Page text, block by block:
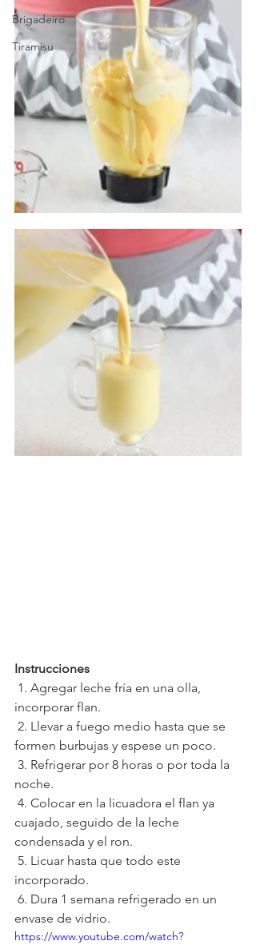
Brigadeiro
Tiramisu
Instrucciones
1. Agregar leche fría en una olla,
incorporar flan.
2. Llevar a fuego medio hasta que se
formen burbujas y espese un poco.
3. Refrigerar por 8 horas o por toda la
noche.
4. Colocar en la licuadora el flan ya
cuajado, seguido de la leche
condensada y el ron.
5. Licuar hasta que todo este
incorporado.
6. Dura 1 semana refrigerado en un
envase de vidrio.
https://www.youtube.com/watch?